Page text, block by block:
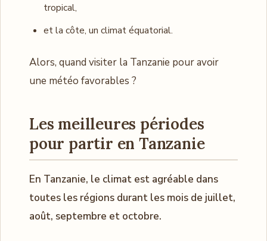
tropical,
et la côte, un climat équatorial.
Alors, quand visiter la Tanzanie pour avoir
une météo favorables ?
Les meilleures périodes
pour partir en Tanzanie
En Tanzanie, le climat est agréable dans
toutes les régions durant les mois de juillet,
août, septembre et octobre.